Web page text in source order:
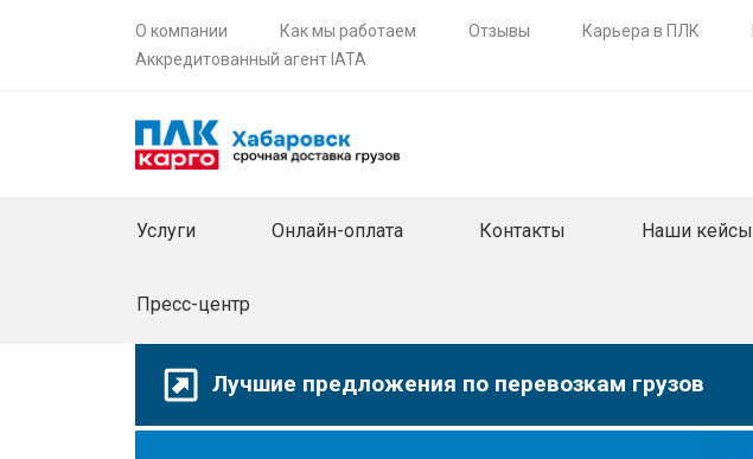
О компании Как мы работаем Отзывы Карьера в ПЛК
Аккредитованный агент IATA
Услуги Онлайн-оплата Контакты Наши кейсы
Пресс-центр
Лучшие предложения по перевозкам грузов